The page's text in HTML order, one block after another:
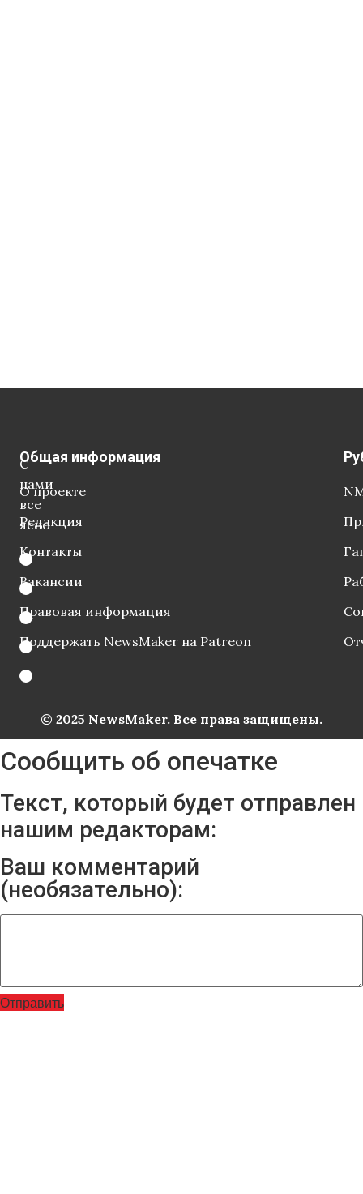
С
нами
все
ясно
Общая информация
О проекте
Редакция
Контакты
Вакансии
Правовая информация
Поддержать NewsMaker на Patreon
© 2025 NewsMaker. Все права защищены.
Сообщить об опечатке
Текст, который будет отправлен
нашим редакторам:
Ваш комментарий
(необязательно):
Отправить